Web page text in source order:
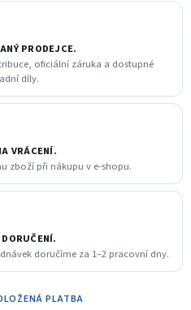
PRODEJCE.
oficiální záruka a dostupné
díly.
VRÁCENÍ.
zboží při nákupu v e-shopu.
doručíme za 1–2 pracovní dny.
PLATBA